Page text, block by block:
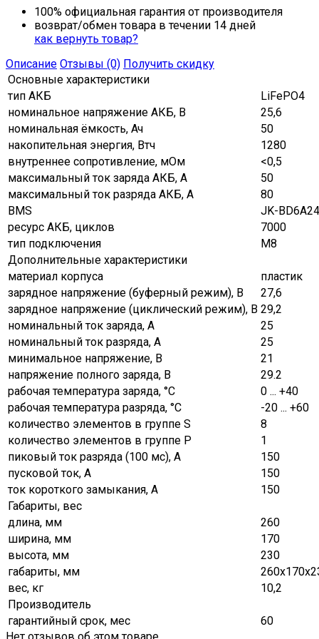
100% официальная гарантия от производителя
возврат/обмен товара в течении 14 дней
как вернуть товар?
Описание Отзывы (0) Получить скидку
Основные характеристики
тип АКБ
LiFePO4
номинальное напряжение АКБ, В
25,6
номинальная ёмкость, Ач
50
накопительная энергия, Втч
1280
внутреннее сопротивление, мОм
<0,5
максимальный ток заряда АКБ, A
50
максимальный ток разряда АКБ, A
80
BMS
JK-
ресурс АКБ, циклов
7000
тип подключения
М8
Дополнительные характеристики
материал корпуса
пластик
зарядное напряжение (буферный режим), В
27,6
зарядное напряжение (циклический режим), В 29,2
номинальный ток заряда, А
25
номинальный ток разряда, А
25
минимальное напряжение, В
21
напряжение полного заряда, В
29.2
рабочая температура заряда, °C
0 ... +40
рабочая температура разряда, °C
-20 ... +60
количество элементов в группе S
8
количество элементов в группе Р
1
пиковый ток разряда (100 мс), A
150
пусковой ток, А
150
ток короткого замыкания, А
150
Габариты, вес
длина, мм
260
ширина, мм
170
высота, мм
230
габариты, мм
вес, кг
10,2
Производитель
гарантийный срок, мес
60